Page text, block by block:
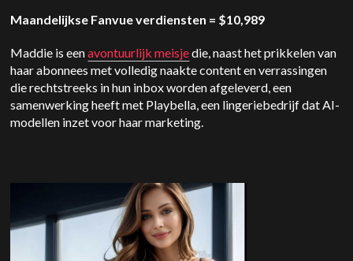
Maandelijkse Fanvue verdiensten = $10,989
Maddie is eenavontuurlijk meisjedie, naast het prikkelen van
haar abonnees met volledig naakte content en verrassingen
die rechtstreeks in hun inbox worden afgeleverd, een
samenwerking heeft met Playbella, een lingeriebedrijf dat AI-
modellen inzet voor haar marketing.